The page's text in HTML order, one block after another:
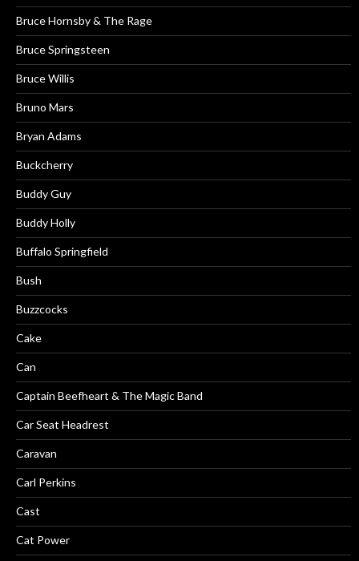
Bruce Hornsby & The Rage
Bruce Springsteen
Bruce Willis
Bruno Mars
Bryan Adams
Buckcherry
Buddy Guy
Buddy Holly
Buffalo Springfield
Bush
Buzzcocks
Cake
Can
Captain Beefheart & The Magic Band
Car Seat Headrest
Caravan
Carl Perkins
Cast
Cat Power